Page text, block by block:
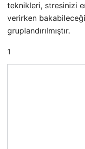
teknikleri, stresinizi
verirken
gruplandırılmıştır.
1